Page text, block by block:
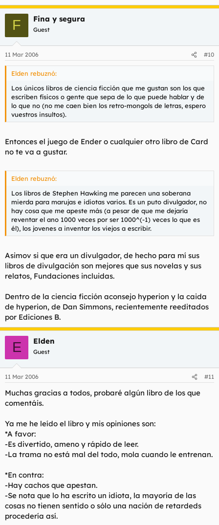
F Fina y segura
Guest
11 Mar 2006 #10
Elden rebuznó:
Los únicos libros de ciencia ficción que me gustan son los que
escriben físicos o gente que sepa de lo que puede hablar y de
lo que no (no me caen bien los retro-mongols de letras, espero
vuestros insultos).
Entonces el juego de Ender o cualquier otro libro de Card
no te va a gustar.
Elden rebuznó:
Los libros de Stephen Hawking me parecen una soberana
mierda para marujas e idiotas varios. Es un puto divulgador, no
hay cosa que me apeste más (a pesar de que me dejaría
reventar el ano 1000 veces por ser 1000^(-1) veces lo que es
él), los jovenes a inventar los viejos a escribir.
Asimov si que era un divulgador, de hecho para mí sus
libros de divulgación son mejores que sus novelas y sus
relatos, Fundaciones incluidas.
Dentro de la ciencia ficción aconsejo hyperion y la caida
de hyperion, de Dan Simmons, recientemente reeditados
por Ediciones B.
E Elden
Guest
11 Mar 2006 #11
Muchas gracias a todos, probaré algún libro de los que
comentáis.
Ya me he leído el libro y mis opiniones son:
*A favor:
-Es divertido, ameno y rápido de leer.
-La trama no está mal del todo, mola cuando le entrenan.
*En contra:
-Hay cachos que apestan.
-Se nota que lo ha escrito un idiota, la mayoría de las
cosas no tienen sentido o sólo una nación de retardeds
procedería así.